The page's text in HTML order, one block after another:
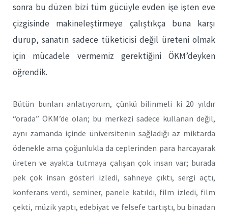
sonra bu düzen bizi tüm gücüyle evden işe işten eve
çizgisinde makineleştirmeye çalıştıkça buna karşı
durup, sanatın sadece tüketicisi değil üreteni olmak
için mücadele vermemiz gerektiğini ÖKM’deyken
öğrendik.
Bütün bunları anlatıyorum, çünkü bilinmeli ki 20 yıldır
“orada” ÖKM’de olan; bu merkezi sadece kullanan değil,
aynı zamanda içinde üniversitenin sağladığı az miktarda
ödenekle ama çoğunlukla da ceplerinden para harcayarak
üreten ve ayakta tutmaya çalışan çok insan var; burada
pek çok insan gösteri izledi, sahneye çıktı, sergi açtı,
konferans verdi, seminer, panele katıldı, film izledi, film
çekti, müzik yaptı, edebiyat ve felsefe tartıştı, bu binadan